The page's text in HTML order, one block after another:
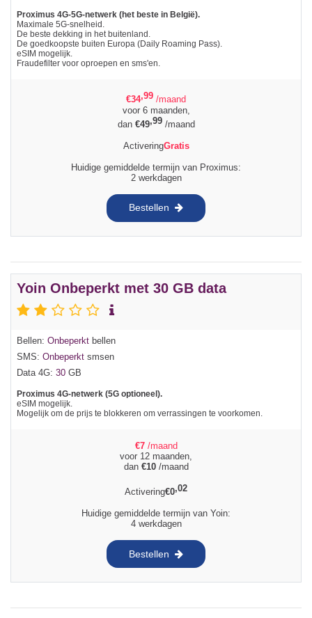
Proximus 4G-5G-netwerk (het beste in België).
Maximale 5G-snelheid.
De beste dekking in het buitenland.
De goedkoopste buiten Europa (Daily Roaming Pass).
eSIM mogelijk.
Fraudefilter voor oproepen en sms'en.
€34,99 /maand
voor 6 maanden,
dan €49,99/maand
ActiveringGratis
Huidige gemiddelde termijn van Proximus:
2 werkdagen
Bestellen
Yoin Onbeperkt met 30 GB data
Bellen: Onbeperkt bellen
SMS: Onbeperkt smsen
Data 4G: 30 GB
Proximus 4G-netwerk (5G optioneel).
eSIM mogelijk.
Mogelijk om de prijs te blokkeren om verrassingen te voorkomen.
€7 /maand
voor 12 maanden,
dan €10/maand
Activering€0,02
Huidige gemiddelde termijn van Yoin:
4 werkdagen
Bestellen